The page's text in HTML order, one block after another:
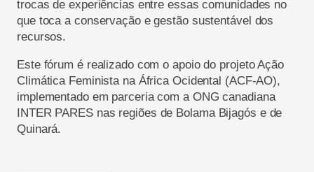
trocas de experiências entre essas comunidades no
que toca a conservação e gestão sustentável dos
recursos.
Este fórum é realizado com o apoio do projeto Ação
Climática Feminista na África Ocidental (ACF-AO),
implementado em parceria com a ONG canadiana
INTER PARES nas regiões de Bolama Bijagós e de
Quinará.